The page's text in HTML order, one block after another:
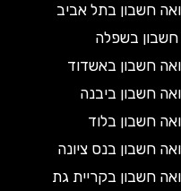
בתל אביב
בשפלה
באשדוד
ביבנה
בלוד
בנס ציונה
בקריית גת